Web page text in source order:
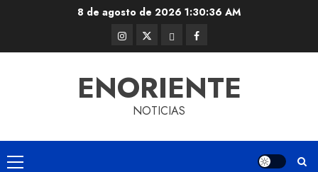
8 de agosto de 20261:30:37 AM
Instagram
@EnOriente
Twitter
(X)
ThreadsFacebook
ENORIENTE
NOTICIAS
Primary